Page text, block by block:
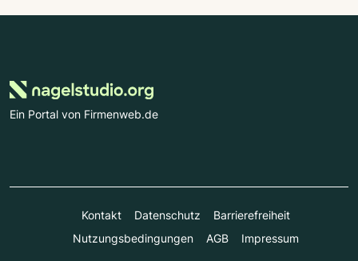
Ein Portal von Firmenweb.de
Kontakt Datenschutz
Barrierefreiheit
Nutzungsbedingungen
AGB Impressum